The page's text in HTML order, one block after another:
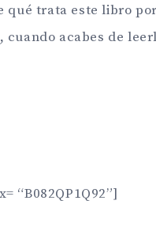
qué trata este libro
cuando acabes de
“B082QP1Q92”]